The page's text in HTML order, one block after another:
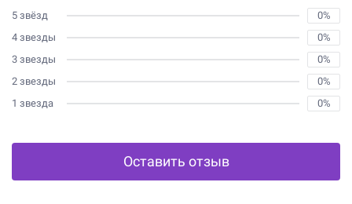
5 звёзд
0%
4 звезды
0%
3 звезды
0%
2 звезды
0%
1 звезда
0%
Оставить отзыв